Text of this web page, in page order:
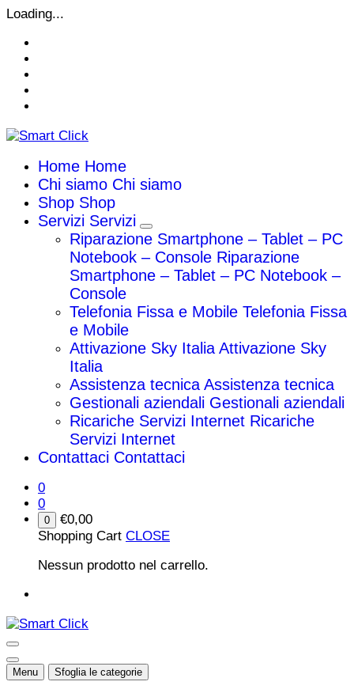
Vai
contenuto
Loading...
Home Home
Chi siamo Chi siamo
Shop Shop
Servizi Servizi
Riparazione Smartphone – Tablet – PC
Notebook – Console Riparazione
Smartphone – Tablet – PC Notebook –
Console
Telefonia Fissa e Mobile Telefonia Fissa
e Mobile
Attivazione Sky Italia Attivazione Sky
Italia
Assistenza tecnica Assistenza tecnica
Gestionali aziendali Gestionali aziendali
Ricariche Servizi Internet Ricariche
Servizi Internet
Contattaci Contattaci
0
0
0 €0,00
Shopping Cart CLOSE
Nessun prodotto nel carrello.
Menu Sfoglia le categorie